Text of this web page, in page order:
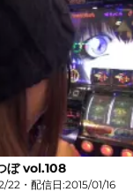
ぼ vol.108
22・配信日:2015/01/16